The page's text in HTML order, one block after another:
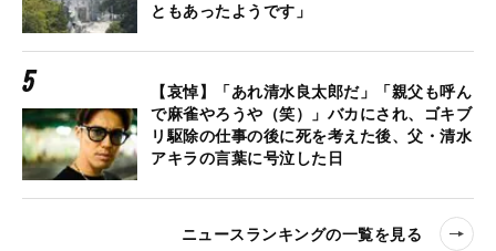
ともあったようです」
【哀悼】「あれ清水良太郎だ」「親父も呼ん
で麻雀やろうや（笑）」バカにされ、ゴキブ
リ駆除の仕事の後に死を考えた後、父・清水
アキラの言葉に号泣した日
ニュースランキングの一覧を見る